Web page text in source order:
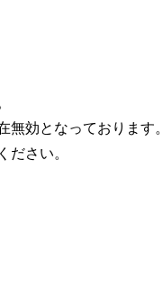
無効となっております。
ださい。